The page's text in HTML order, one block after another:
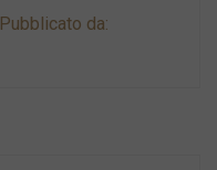
Pubblicato da: